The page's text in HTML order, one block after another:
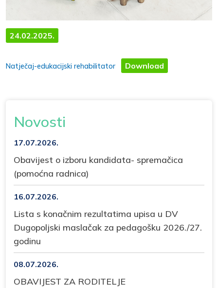
24.02.2025.
Natječaj-edukacijski rehabilitator Download
Novosti
17.07.2026.
Obavijest o izboru kandidata- spremačica
(pomoćna radnica)
16.07.2026.
Lista s konačnim rezultatima upisa u DV
Dugopoljski maslačak za pedagošku 2026./27.
godinu
08.07.2026.
OBAVIJEST ZA RODITELJE